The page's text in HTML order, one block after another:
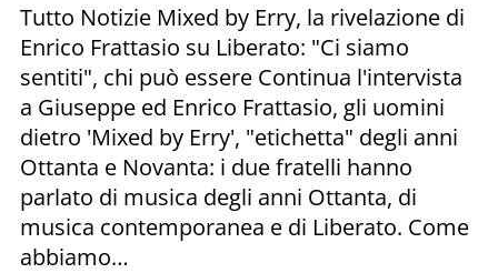
Tutto Notizie Mixed by Erry, la rivelazione di
Enrico Frattasio su Liberato: "Ci siamo
sentiti", chi può essere Continua l'intervista
a Giuseppe ed Enrico Frattasio, gli uomini
dietro 'Mixed by Erry', "etichetta" degli anni
Ottanta e Novanta: i due fratelli hanno
parlato di musica degli anni Ottanta, di
musica contemporanea e di Liberato. Come
abbiamo…